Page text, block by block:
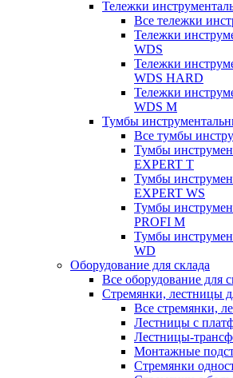
Тележки
Все тележки
Тележки
WDS
Тележки
WDS HARD
Тележки
WDS M
Тумбы
Все тумбы
Тумбы
EXPERT T
Тумбы
EXPERT WS
Тумбы
PROFI M
Тумбы
WD
Оборудование для склада
Все оборудование для
Стремянки, лестницы
Все стремянки,
Лестницы с
Лестницы-
Монтажные
Стремянки